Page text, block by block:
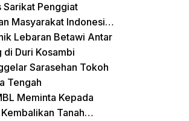
Sekolah Rakyat yang
Kemensos
Sarikat Penggiat
Masyarakat Indonesia
Nusadaya
Kunjungi Kementerian
Lebaran Betawi Antar
di Duri Kosambi
Sarasehan Tokoh
Tengah
Meminta Kepada
Tanah